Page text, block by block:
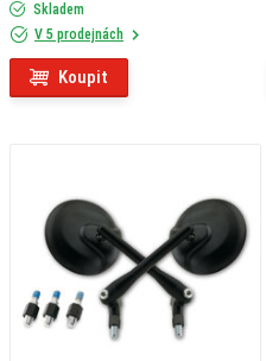
Skladem
V 5 prodejnách
Koupit